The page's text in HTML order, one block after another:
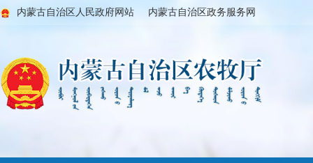
内蒙古自治区人民政府网站 内蒙古自治区政务服务网